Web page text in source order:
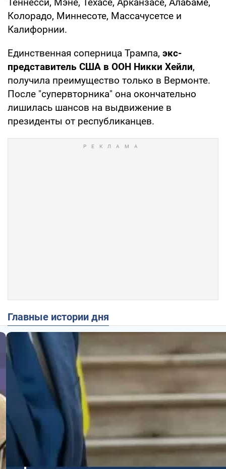
Колорадо, Миннесоте, Массачусетсе и
Калифорнии.
Единственная соперница Трампа, экс-
представитель США в ООН Никки Хейли,
получила преимущество только в Вермонте.
После "супервторника" она окончательно
лишилась шансов на выдвижение в
президенты от республиканцев.
Главные истории дня